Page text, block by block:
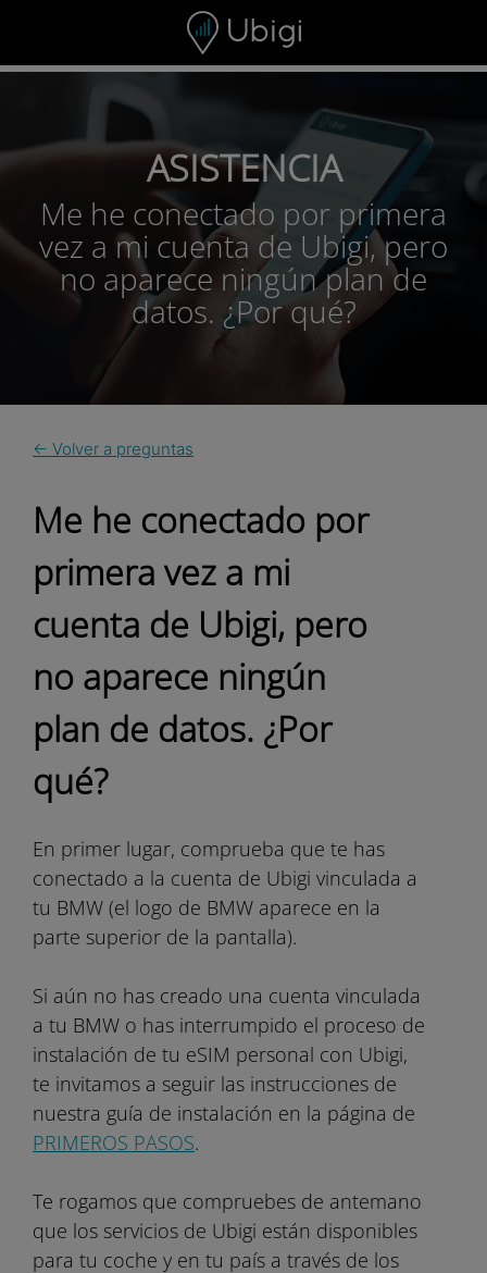
ASISTENCIA
Me he conectado por primera
vez a mi cuenta de Ubigi, pero
no aparece ningún plan de
datos. ¿Por qué?
← Volver a preguntas
Me he conectado por
primera vez a mi
cuenta de Ubigi, pero
no aparece ningún
plan de datos. ¿Por
qué?
En primer lugar, comprueba que te has
conectado a la cuenta de Ubigi vinculada a
tu BMW (el logo de BMW aparece en la
parte superior de la pantalla).
Si aún no has creado una cuenta vinculada
a tu BMW o has interrumpido el proceso de
instalación de tu eSIM personal con Ubigi,
te invitamos a seguir las instrucciones de
nuestra guía de instalación en la página de
PRIMEROS PASOS.
Te rogamos que compruebes de antemano
que los servicios de Ubigi están disponibles
para tu coche y en tu país a través de los